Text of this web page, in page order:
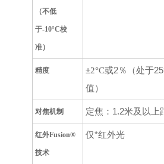
（不低
于-10°C校
准）
精度 ±2°C或2％（处于25
值）
对焦机制 定焦： 1.2米及以上
红外Fusion®
技术
仅*红外光